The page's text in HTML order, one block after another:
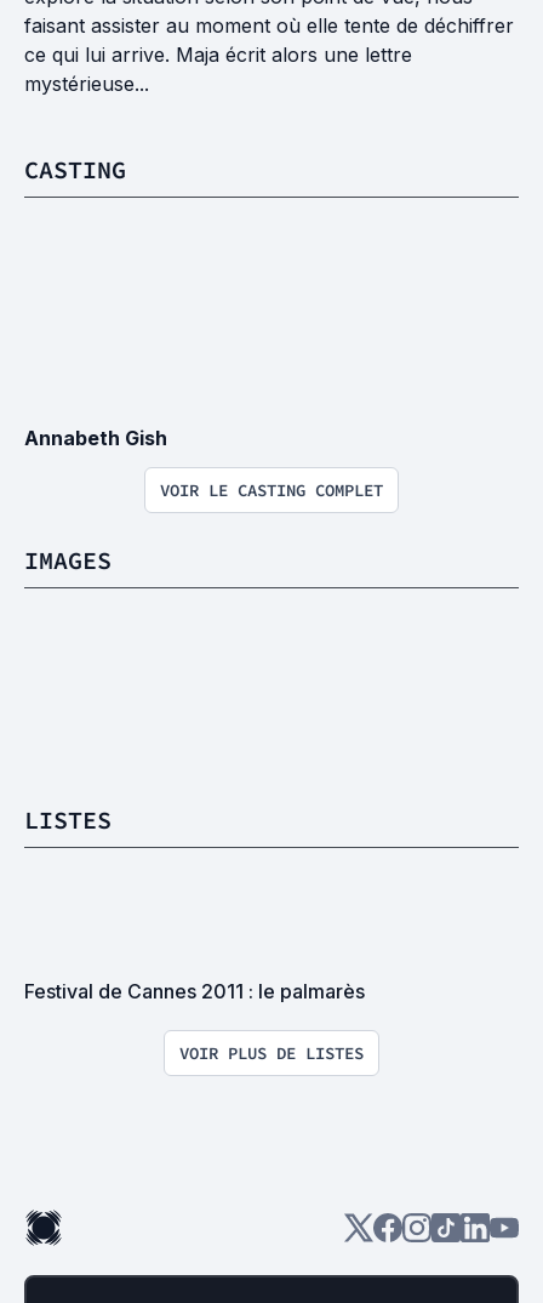
faisant assister au moment où elle tente de déchiffrer
ce qui lui arrive. Maja écrit alors une lettre
mystérieuse...
CASTING
Annabeth Gish
VOIR LE CASTING COMPLET
IMAGES
LISTES
Festival de Cannes 2011 : le palmarès
VOIR PLUS DE LISTES